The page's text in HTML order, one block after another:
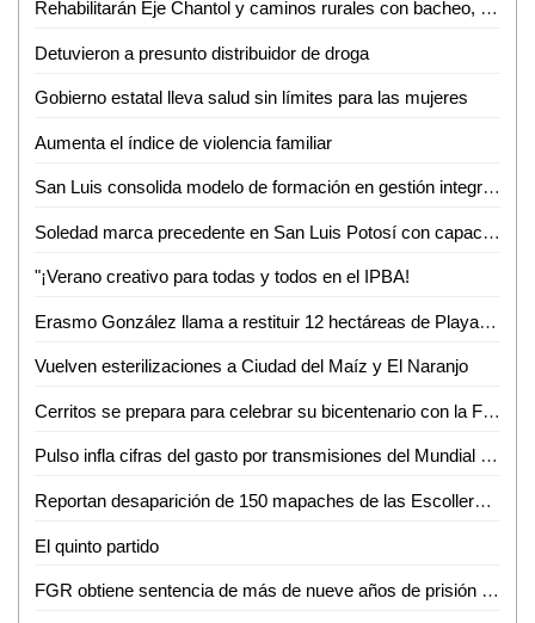
Rehabilitarán Eje Chantol y caminos rurales con bacheo, limpieza y nueva infraestructura
Detuvieron a presunto distribuidor de droga
Gobierno estatal lleva salud sin límites para las mujeres
Aumenta el índice de violencia familiar
San Luis consolida modelo de formación en gestión integral de riesgos
Soledad marca precedente en San Luis Potosí con capacitación especializada sobre violencia vicaria
"¡Verano creativo para todas y todos en el IPBA!
Erasmo González llama a restituir 12 hectáreas de Playa Miramar
Vuelven esterilizaciones a Ciudad del Maíz y El Naranjo
Cerritos se prepara para celebrar su bicentenario con la FERECE 2026
Pulso infla cifras del gasto por transmisiones del Mundial en SLP
Reportan desaparición de 150 mapaches de las Escolleras de Playa Miramar
El quinto partido
FGR obtiene sentencia de más de nueve años de prisión contra una persona detenida con más de 32 kilos de marihuana en S.L.P